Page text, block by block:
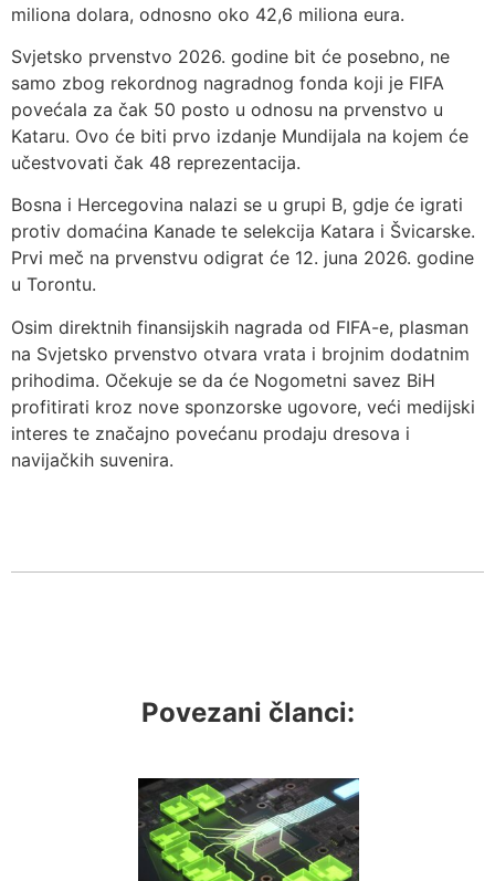
miliona dolara, odnosno oko 42,6 miliona eura.
Svjetsko prvenstvo 2026. godine bit će posebno, ne
samo zbog rekordnog nagradnog fonda koji je FIFA
povećala za čak 50 posto u odnosu na prvenstvo u
Kataru. Ovo će biti prvo izdanje Mundijala na kojem će
učestvovati čak 48 reprezentacija.
Bosna i Hercegovina nalazi se u grupi B, gdje će igrati
protiv domaćina Kanade te selekcija Katara i Švicarske.
Prvi meč na prvenstvu odigrat će 12. juna 2026. godine
u Torontu.
Osim direktnih finansijskih nagrada od FIFA-e, plasman
na Svjetsko prvenstvo otvara vrata i brojnim dodatnim
prihodima. Očekuje se da će Nogometni savez BiH
profitirati kroz nove sponzorske ugovore, veći medijski
interes te značajno povećanu prodaju dresova i
navijačkih suvenira.
Povezani članci: